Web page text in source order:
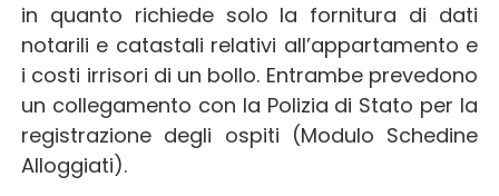
in quanto richiede solo la fornitura di dati
notarili e catastali relativi all’appartamento e
i costi irrisori di un bollo. Entrambe prevedono
un collegamento con la Polizia di Stato per la
registrazione degli ospiti (Modulo Schedine
Alloggiati).